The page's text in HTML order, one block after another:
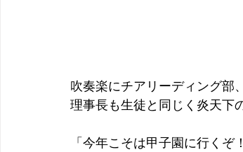
吹奏楽にチアリーディング部
理事長も生徒と同じく炎天下
「今年こそは甲子園に行くぞ